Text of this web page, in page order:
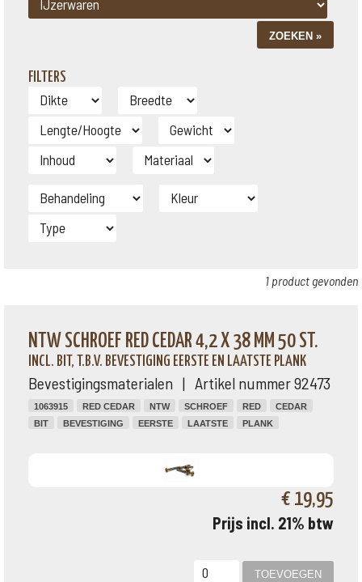
FILTERS
1 product gevonden
NTW SCHROEF RED CEDAR 4,2 X 38 MM 50 ST.
INCL. BIT, T.B.V. BEVESTIGING EERSTE EN LAATSTE PLANK
Bevestigingsmaterialen | Artikel nummer 92473
1063915 RED CEDAR NTW SCHROEF RED
CEDAR
BIT
BEVESTIGING EERSTE LAATSTE PLANK
€ 19,95
Prijs incl. 21% btw